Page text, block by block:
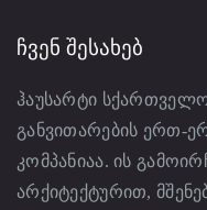
ᲩᲕᲔᲜ ᲨᲔᲡᲐᲮᲔᲑ
ჰაუსარტი
განვითარების ერთ-
კომპანიაა. ის
არქიტექტურით,